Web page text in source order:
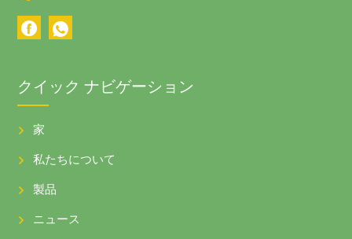
クイック ナビゲーション
家
私たちについて
製品
ニュース